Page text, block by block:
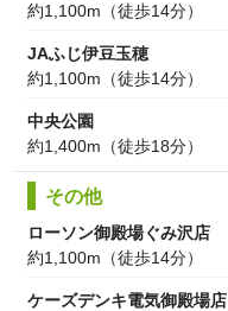
約1,100m（徒歩14分）
JAふじ伊豆玉穂
約1,100m（徒歩14分）
中央公園
約1,400m（徒歩18分）
その他
ローソン御殿場ぐみ沢店
約1,100m（徒歩14分）
ケーズデンキ電気御殿場店